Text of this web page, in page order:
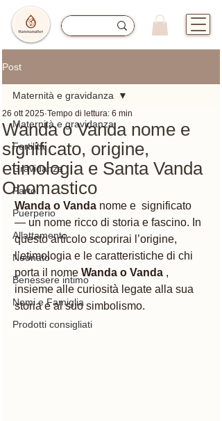
Post
Maternità e gravidanza
Fertilità
Gravidanza
Parto
Puerperio
Allattamento
Neonato
Benessere intimo
Nomi e Famiglia
Prodotti consigliati
Maternità e gravidanza
Wanda o Vanda nome e
significato, origine,
etimologia e Santa Vanda
Onomastico
26 ott 2025 Tempo di lettura: 6 min
Wanda o Vanda nome e  significato
— un nome ricco di storia e fascino. In
questo articolo scoprirai l’origine,
l’etimologia e le caratteristiche di chi
porta il nome Wanda o Vanda ,
insieme alle curiosità legate alla sua
storia e al suo simbolismo.